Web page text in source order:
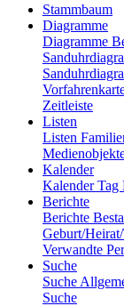
Stammbaum
Diagramme
Diagramme
Zeitleiste
Listen
Listen
Kalender
KalenderTag
Berichte
Berichte
Geburt/
Verwandte
Suche
Suche
Suche